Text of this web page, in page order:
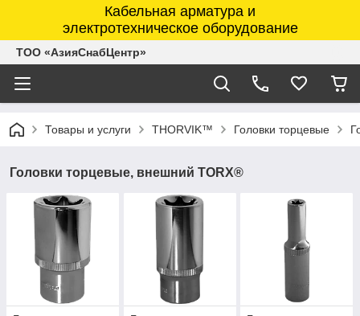
Кабельная арматура и
электротехническое оборудование
ТОО «АзияСнабЦентр»
Товары и услуги THORVIK™ Головки торцевые
Головки торцевые, внешний TORX®